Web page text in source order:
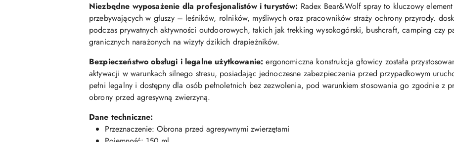
Niezbędne wyposażenie dla profesjonalistów i turystów: Radex Bear&Wolf spray to kluczowy
przebywających w głuszy – leśników, rolników, myśliwych oraz pracowników straży ochrony przyrody.
podczas prywatnych aktywności outdoorowych, takich jak trekking wysokogórski, bushcraft, camping czy
granicznych narażonych na wizyty dzikich drapieżników.
Bezpieczeństwo obsługi i legalne użytkowanie: ergonomiczna konstrukcja głowicy została
aktywacji w warunkach silnego stresu, posiadając jednoczesne zabezpieczenia przed przypadkowym
pełni legalny i dostępny dla osób pełnoletnich bez zezwolenia, pod warunkiem stosowania go zgodnie z
obrony przed agresywną zwierzyną.
Dane techniczne:
Przeznaczenie: Obrona przed agresywnymi zwierzętami